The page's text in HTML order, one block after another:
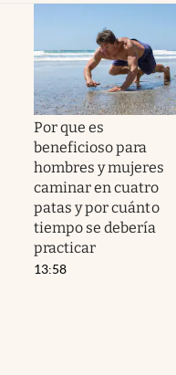
Por que es
beneficioso para
hombres y mujeres
caminar en cuatro
patas y por cuánto
tiempo se debería
practicar
13:58